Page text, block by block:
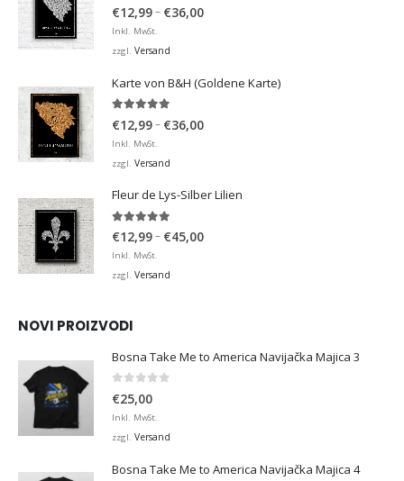
4.92 von 5
€12,99– €36,00Preisspanne:
Inkl. MwSt.
zzgl. Versand
Karte von B&H (Goldene Karte)
€12,99– €36,00Preisspanne:
Inkl. MwSt.
zzgl. Versand
Fleur de Lys-Silber Lilien
4.95von 5
€12,99– €45,00Preisspanne:
Inkl. MwSt.
zzgl. Versand
NOVI PROIZVODI
Bosna Take Me to America Navijačka Majica 3
€25,00
Inkl. MwSt.
zzgl. Versand
Bosna Take Me to America Navijačka Majica 4